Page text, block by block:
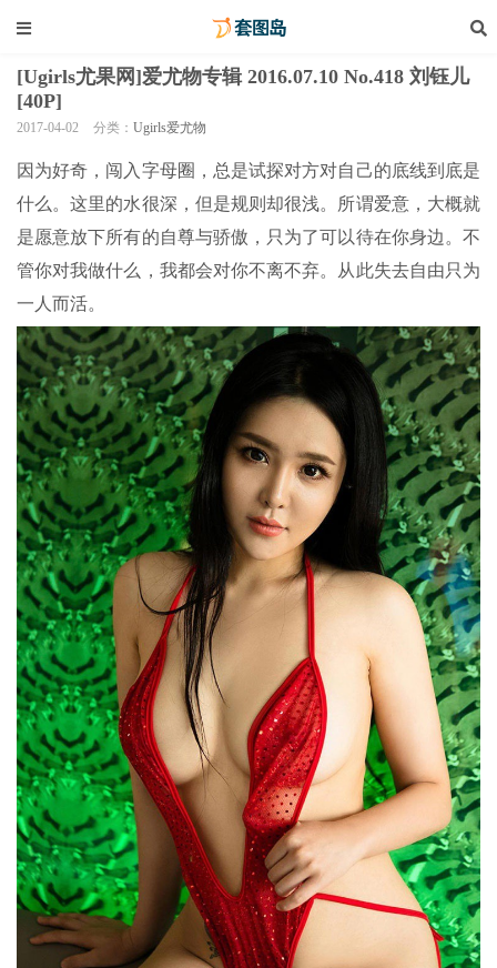
[Ugirls尤果网]爱尤物专辑 2016.07.10 No.418 刘钰儿
[40P]
2017-04-02 分类： Ugirls爱尤物
因为好奇，闯入字母圈，总是试探对方对自己的底线到底是
什么。这里的水很深，但是规则却很浅。所谓爱意，大概就
是愿意放下所有的自尊与骄傲，只为了可以待在你身边。不
管你对我做什么，我都会对你不离不弃。从此失去自由只为
一人而活。